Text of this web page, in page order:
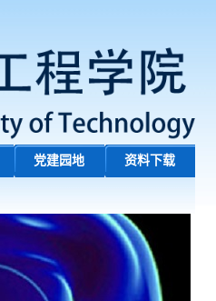
党建园地 资料下载